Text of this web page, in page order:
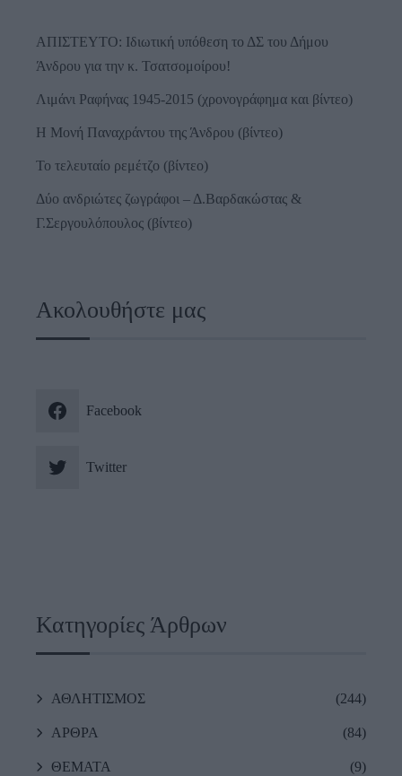
ΑΠΙΣΤΕΥΤΟ: Ιδιωτική υπόθεση το ΔΣ του Δήμου
Άνδρου για την κ. Τσατσομοίρου!
Λιμάνι Ραφήνας 1945-2015 (χρονογράφημα και βίντεο)
Η Μονή Παναχράντου της Άνδρου (βίντεο)
Το τελευταίο ρεμέτζο (βίντεο)
Δύο ανδριώτες ζωγράφοι – Δ.Βαρδακώστας &
Γ.Σεργουλόπουλος (βίντεο)
Ακολουθήστε μας
Facebook
Twitter
Κατηγορίες Άρθρων
ΑΘΛΗΤΙΣΜΟΣ (244)
ΑΡΘΡΑ (84)
ΘΕΜΑΤΑ (9)